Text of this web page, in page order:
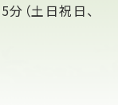
（土日祝日、